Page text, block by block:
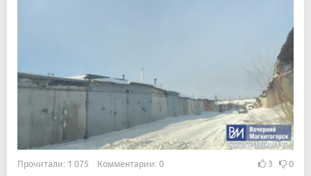
Прочитали: 1 075 Комментарии: 0 3 0